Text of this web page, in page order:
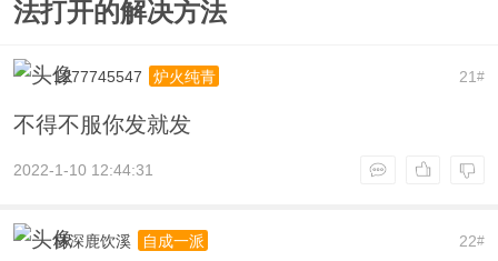
法打开的解决方法
21#
1277745547 炉火纯青
不得不服你发就发
2022-1-10 12:44:31
22#
林深鹿饮溪 自成一派